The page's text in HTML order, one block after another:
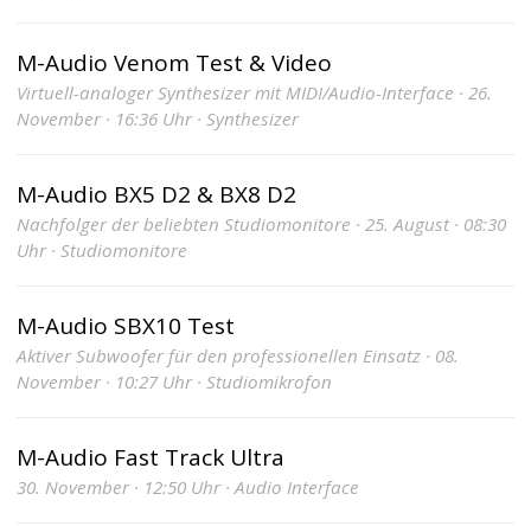
M-Audio Venom Test & Video
Virtuell-analoger Synthesizer mit MIDI/Audio-Interface · 26.
November · 16:36 Uhr · Synthesizer
M-Audio BX5 D2 & BX8 D2
Nachfolger der beliebten Studiomonitore · 25. August · 08:30
Uhr · Studiomonitore
M-Audio SBX10 Test
Aktiver Subwoofer für den professionellen Einsatz · 08.
November · 10:27 Uhr · Studiomikrofon
M-Audio Fast Track Ultra
30. November · 12:50 Uhr · Audio Interface